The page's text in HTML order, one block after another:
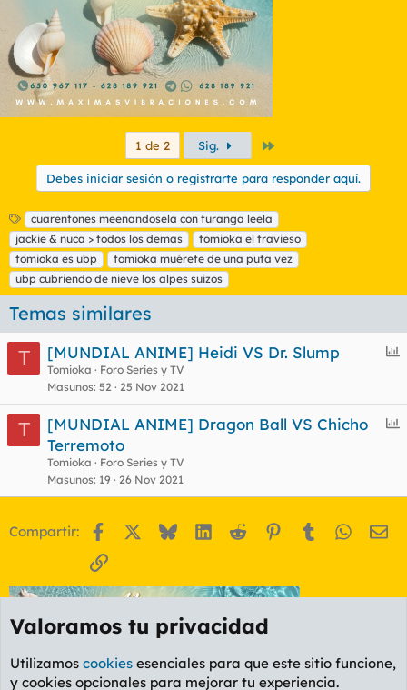
1 de 2 Sig.
Debes iniciar sesión o registrarte para responder aquí.
E
t
i
q
u
e
t
a
s
cuarentones meenandosela con turanga leela
jackie & nuca > todos los demas
tomioka el travieso
tomioka es ubp
tomioka muérete de una puta vez
ubp cubriendo de nieve los alpes suizos
Temas similares
T
E
u
e
[MUNDIAL ANIME] Heidi VS Dr. Slump
Tomioka
Foro Series y TV
Masunos 52 25 Nov 2021
T
E
e
[MUNDIAL ANIME] Dragon Ball VS Chicho
Terremoto
Tomioka
Foro Series y TV
Masunos 19 26 Nov 2021
Compartir: Facebook BlueskyLinkedIn
Reddit Pinterest
Tumblr
Enlace
Valoramos tu privacidad
Utilizamos cookies esenciales para que este sitio funcione,
y cookies opcionales para mejorar tu experiencia.